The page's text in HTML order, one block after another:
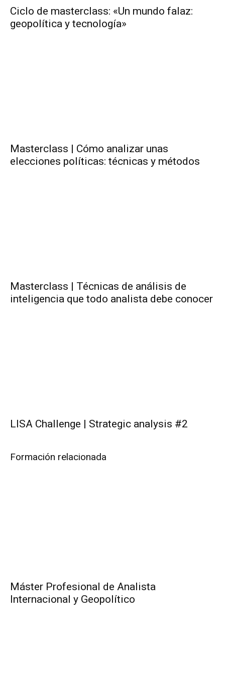
Ciclo de masterclass: «Un mundo falaz:
geopolítica y tecnología»
Masterclass | Cómo analizar unas
elecciones políticas: técnicas y métodos
Masterclass | Técnicas de análisis de
inteligencia que todo analista debe conocer
LISA Challenge | Strategic analysis #2
Formación relacionada
Máster Profesional de Analista
Internacional y Geopolítico